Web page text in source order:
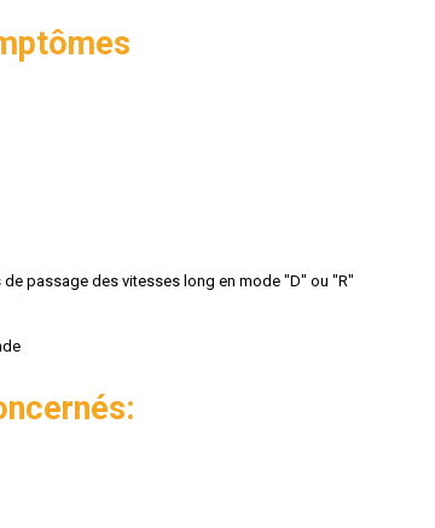
passage des vitesses long en mode "D" ou "R"